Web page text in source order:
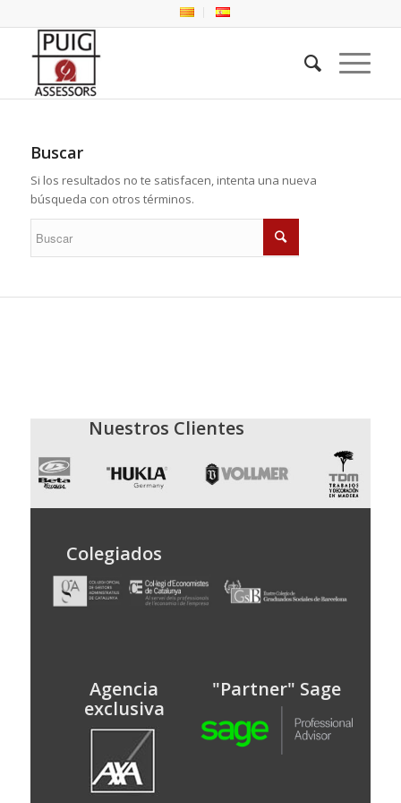
Buscar
Si los resultados no te satisfacen, intenta una nueva
búsqueda con otros términos.
Nuestros Clientes
Colegiados
Agencia
exclusiva
"Partner" Sage